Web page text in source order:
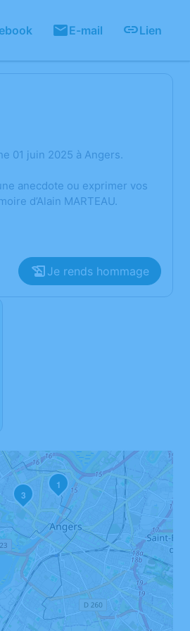
E-mail Lien
01 juin 2025 à Angers.
anecdote ou exprimer vos
d’Alain MARTEAU.
Je rends hommage
1
3